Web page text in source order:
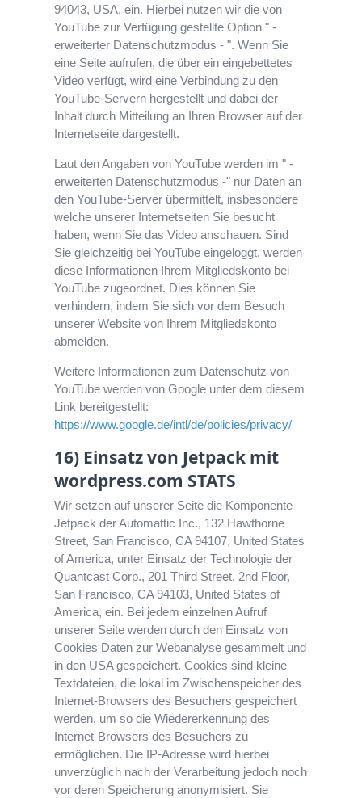
94043, USA, ein. Hierbei nutzen wir die von
YouTube zur Verfügung gestellte Option " -
erweiterter Datenschutzmodus - ". Wenn Sie
eine Seite aufrufen, die über ein eingebettetes
Video verfügt, wird eine Verbindung zu den
YouTube-Servern hergestellt und dabei der
Inhalt durch Mitteilung an Ihren Browser auf der
Internetseite dargestellt.
Laut den Angaben von YouTube werden im " -
erweiterten Datenschutzmodus -" nur Daten an
den YouTube-Server übermittelt, insbesondere
welche unserer Internetseiten Sie besucht
haben, wenn Sie das Video anschauen. Sind
Sie gleichzeitig bei YouTube eingeloggt, werden
diese Informationen Ihrem Mitgliedskonto bei
YouTube zugeordnet. Dies können Sie
verhindern, indem Sie sich vor dem Besuch
unserer Website von Ihrem Mitgliedskonto
abmelden.
Weitere Informationen zum Datenschutz von
YouTube werden von Google unter dem diesem
Link bereitgestellt:
https://www.google.de/intl/de/policies/privacy/
16) Einsatz von Jetpack mit
wordpress.com STATS
Wir setzen auf unserer Seite die Komponente
Jetpack der Automattic Inc., 132 Hawthorne
Street, San Francisco, CA 94107, United States
of America, unter Einsatz der Technologie der
Quantcast Corp., 201 Third Street, 2nd Floor,
San Francisco, CA 94103, United States of
America, ein. Bei jedem einzelnen Aufruf
unserer Seite werden durch den Einsatz von
Cookies Daten zur Webanalyse gesammelt und
in den USA gespeichert. Cookies sind kleine
Textdateien, die lokal im Zwischenspeicher des
Internet-Browsers des Besuchers gespeichert
werden, um so die Wiedererkennung des
Internet-Browsers des Besuchers zu
ermöglichen. Die IP-Adresse wird hierbei
unverzüglich nach der Verarbeitung jedoch noch
vor deren Speicherung anonymisiert. Sie